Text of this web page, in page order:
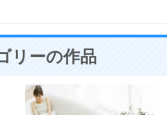
リーの作品